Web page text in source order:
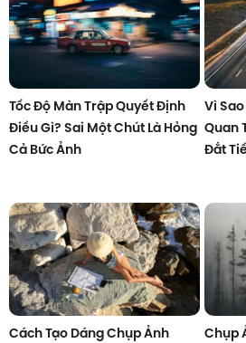
Tốc Độ Màn Trập Quyết Định
Điều Gì? Sai Một Chút Là Hỏng
Cả Bức Ảnh
Vì
Quan
Đắt
Cách Tạo Dáng Chụp Ảnh
Chụp